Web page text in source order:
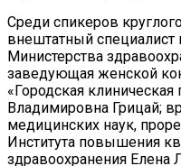
Среди спикеров
внештатный
Министерства
заведующая женской
«Городская
Владимировна Грицай;
медицинских наук,
Института повышения
здравоохранения Елена